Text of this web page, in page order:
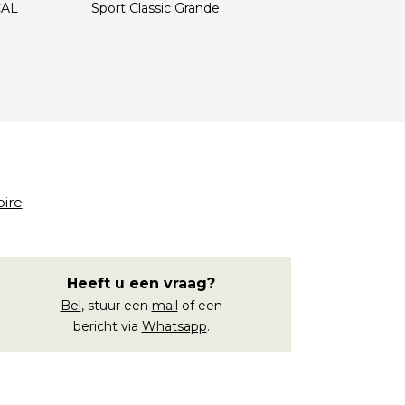
Sport Classic Grande
.
Heeft u een vraag?
Bel, stuur een mail of een
bericht via Whatsapp.